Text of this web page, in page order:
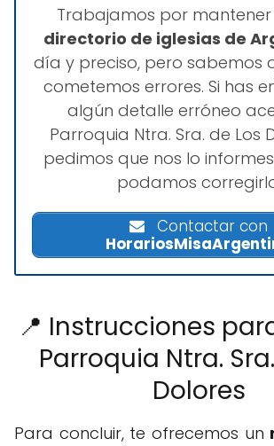
Trabajamos por mantener
directorio de iglesias de
día y preciso, pero sabemos
cometemos errores. Si has
algún detalle erróneo
Parroquia Ntra. Sra. de Los
pedimos que nos lo
podamos
Contactar con
📍 Instrucciones
Parroquia Ntra.
Dolores
Para concluir, te ofrecemos un